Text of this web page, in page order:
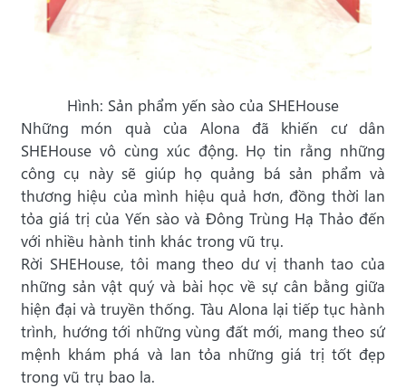
Hình: Sản phẩm yến sào của SHEHouse
Những món quà của Alona đã khiến cư dân
SHEHouse vô cùng xúc động. Họ tin rằng những
công cụ này sẽ giúp họ quảng bá sản phẩm và
thương hiệu của mình hiệu quả hơn, đồng thời lan
tỏa giá trị của Yến sào và Đông Trùng Hạ Thảo đến
với nhiều hành tinh khác trong vũ trụ.
Rời SHEHouse, tôi mang theo dư vị thanh tao của
những sản vật quý và bài học về sự cân bằng giữa
hiện đại và truyền thống. Tàu Alona lại tiếp tục hành
trình, hướng tới những vùng đất mới, mang theo sứ
mệnh khám phá và lan tỏa những giá trị tốt đẹp
trong vũ trụ bao la.